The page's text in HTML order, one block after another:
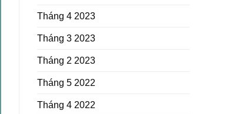
Tháng 4 2023
Tháng 3 2023
Tháng 2 2023
Tháng 5 2022
Tháng 4 2022